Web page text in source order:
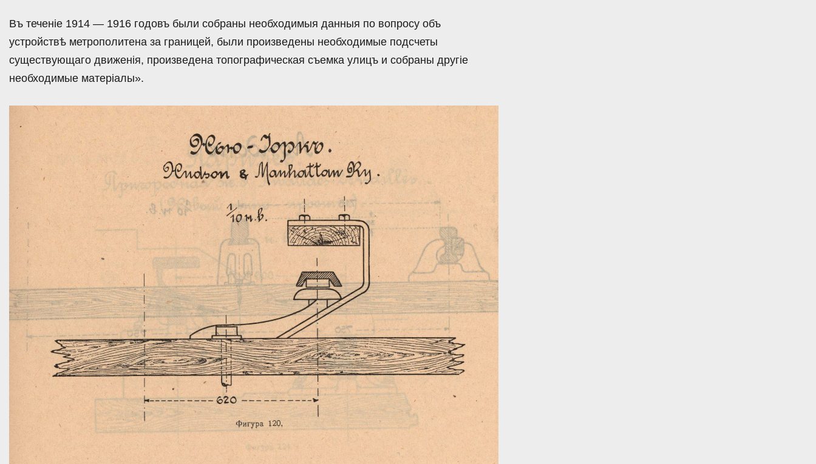
Въ теченiе 1914 — 1916 годовъ были собраны необходимыя данныя по вопросу объ
устройствѣ метрополитена за границей, были произведены необходимые подсчеты
существующаго движенiя, произведена топографическая съемка улицъ и собраны другie
необходимые матерiалы».